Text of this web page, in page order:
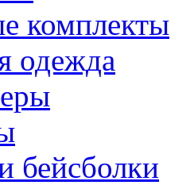
комплекты
одежда
бейсболки